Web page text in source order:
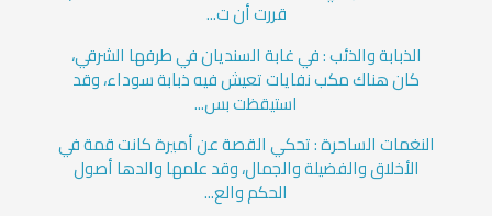
قررت أن ت...
الذبابة والذئب : في غابة السنديان في طرفها الشرقي،
كان هناك مكب نفايات تعيش فيه ذبابة سوداء، وقد
استيقظت بس...
النغمات الساحرة : تحكي القصة عن أميرة كانت قمة في
الأخلاق والفضيلة والجمال، وقد علمها والدها أصول
الحكم والع...